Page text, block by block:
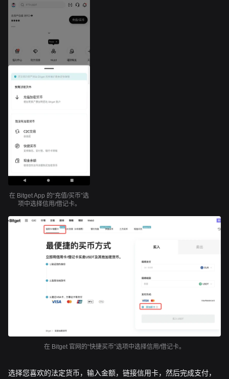
在 Bitget App 的“充值/买币”选
项中选择信用/借记卡。
在 Bitget 官网的“快捷买币”选项中选择信用/借记卡。
选择您喜欢的法定货币，输入金额，链接信用卡，然后完成支付，